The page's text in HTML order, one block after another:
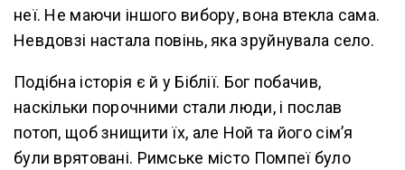
неї. Не маючи іншого вибору, вона втекла сама.
Невдовзі настала повінь, яка зруйнувала село.
Подібна історія є й у Біблії. Бог побачив,
наскільки порочними стали люди, і послав
потоп, щоб знищити їх, але Ной та його сім’я
були врятовані. Римське місто Помпеї було